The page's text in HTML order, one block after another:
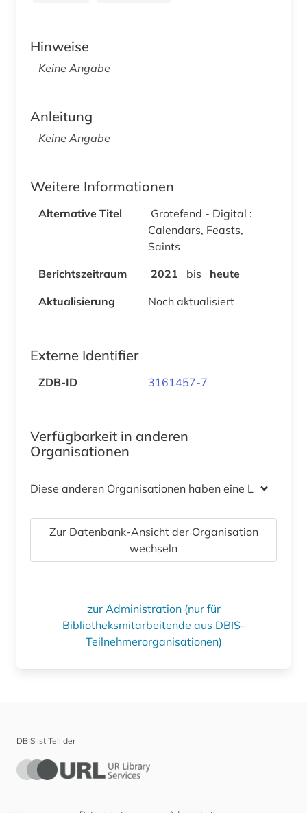
Hinweise
Keine Angabe
Anleitung
Keine Angabe
Weitere Informationen
Alternative Titel
Grotefend - Digital :
Calendars, Feasts,
Saints
Berichtszeitraum
2021 bis
heute
Aktualisierung
Noch aktualisiert
Externe Identifier
ZDB-ID 3161457-7
Verfügbarkeit in anderen
Organisationen
Diese anderen Organisationen haben eine Lizenz
Zur Datenbank-Ansicht der Organisation
wechseln
zur Administration (nur für
Bibliotheksmitarbeitende aus DBIS-
Teilnehmerorganisationen)
DBIS ist Teil der